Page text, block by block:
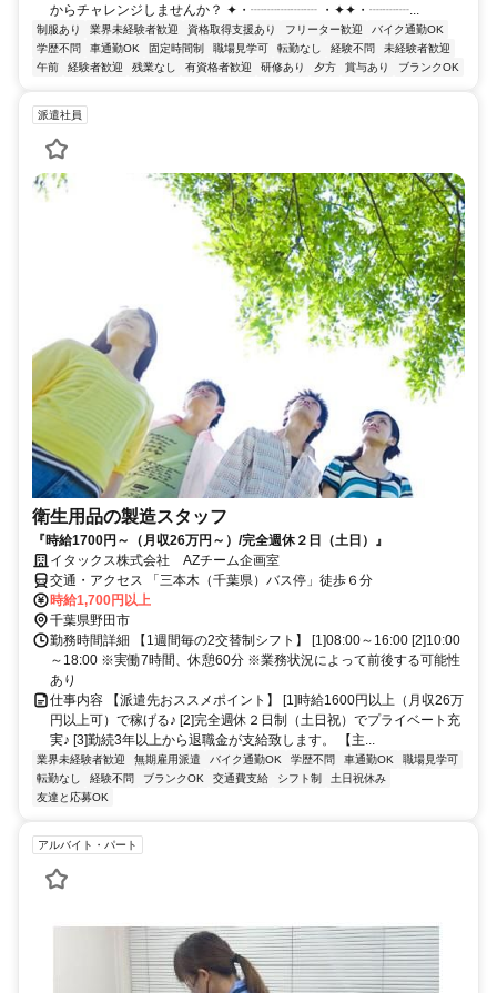
からチャレンジしませんか？ ✦・┈┈┈┈┈ ・✦✦・┈┈┈...
制服あり 業界未経験者歓迎 資格取得支援あり フリーター歓迎
バイク通勤OK
学歴不問
車通勤OK 固定時間制 職場見学可 転勤なし 経験不問
未経験者歓迎
午前
経験者歓迎 残業なし 有資格者歓迎 研修あり 夕方 賞与あり ブランクOK
派遣社員
衛生用品の製造スタッフ
『時給1700円～（月収26万円～）/完全週休２日（土日）』
イタックス株式会社 AZチーム企画室
交通・アクセス 「三本木（千葉県）バス停」徒歩６分
時給1,700円以上
千葉県野田市
勤務時間詳細 【1週間毎の2交替制シフト】 [1]08:00～16:00 [2]10:00
～18:00 ※実働7時間、休憩60分 ※業務状況によって前後する可能性
あり
仕事内容 【派遣先おススメポイント】 [1]時給1600円以上（月収26万
円以上可）で稼げる♪ [2]完全週休２日制（土日祝）でプライベート充
実♪ [3]勤続3年以上から退職金が支給致します。 【主...
業界未経験者歓迎 無期雇用派遣 バイク通勤OK 学歴不問 車通勤OK
職場見学可
転勤なし
経験不問 ブランクOK 交通費支給 シフト制
土日祝休み
友達と応募OK
アルバイト・パート